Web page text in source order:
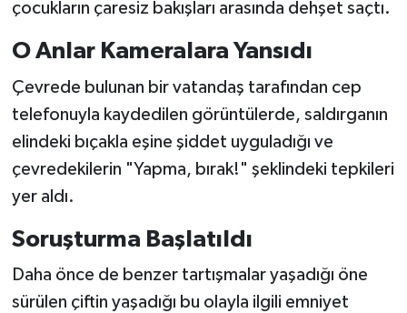
çocukların çaresiz bakışları arasında dehşet saçtı.
O Anlar Kameralara Yansıdı
Çevrede bulunan bir vatandaş tarafından cep
telefonuyla kaydedilen görüntülerde, saldırganın
elindeki bıçakla eşine şiddet uyguladığı ve
çevredekilerin "Yapma, bırak!" şeklindeki tepkileri
yer aldı.
Soruşturma Başlatıldı
Daha önce de benzer tartışmalar yaşadığı öne
sürülen çiftin yaşadığı bu olayla ilgili emniyet